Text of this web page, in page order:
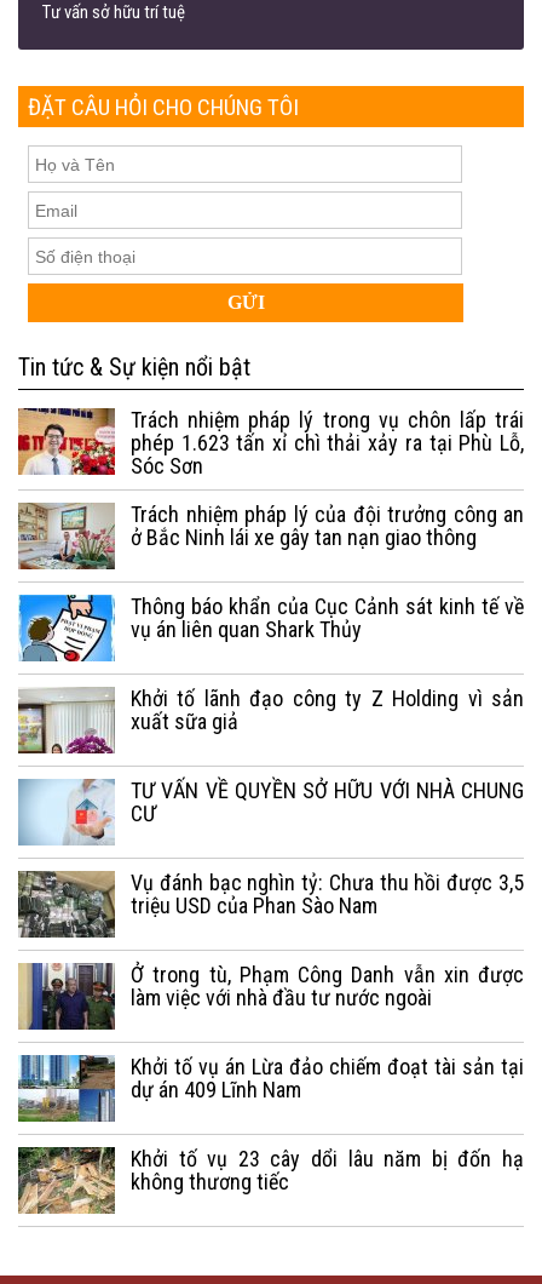
Tư vấn sở hữu trí tuệ
ĐẶT CÂU HỎI CHO CHÚNG TÔI
Tin tức & Sự kiện nổi bật
Trách nhiệm pháp lý trong vụ chôn lấp trái
phép 1.623 tấn xỉ chì thải xảy ra tại Phù Lỗ,
Sóc Sơn
Trách nhiệm pháp lý của đội trưởng công an
ở Bắc Ninh lái xe gây tan nạn giao thông
Thông báo khẩn của Cục Cảnh sát kinh tế về
vụ án liên quan Shark Thủy
Khởi tố lãnh đạo công ty Z Holding vì sản
xuất sữa giả
TƯ VẤN VỀ QUYỀN SỞ HỮU VỚI NHÀ CHUNG
CƯ
Vụ đánh bạc nghìn tỷ: Chưa thu hồi được 3,5
triệu USD của Phan Sào Nam
Ở trong tù, Phạm Công Danh vẫn xin được
làm việc với nhà đầu tư nước ngoài
Khởi tố vụ án Lừa đảo chiếm đoạt tài sản tại
dự án 409 Lĩnh Nam
Khởi tố vụ 23 cây dổi lâu năm bị đốn hạ
không thương tiếc